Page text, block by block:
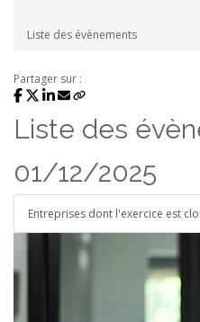
Liste des évènements
Partager sur :
Liste des
01/12/2025
Entreprises dont l'exercice est